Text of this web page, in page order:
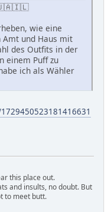
wie eine
Amt und Haus mit
des Outfits in der
einem Puff zu
ich als Wähler
this place out.
and insults, no doubt. But
to meet butt.